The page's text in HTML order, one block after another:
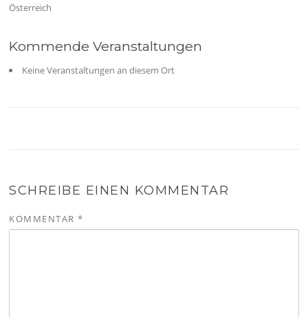
Österreich
Kommende Veranstaltungen
Keine Veranstaltungen an diesem Ort
SCHREIBE EINEN KOMMENTAR
KOMMENTAR*